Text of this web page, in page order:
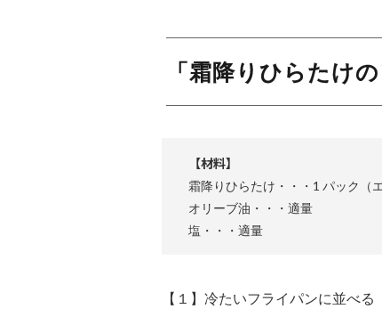
「霜降りひらたけ
【材料】
霜降りひらたけ・・・1 パック（
オリーブ油・・・適量
塩・・・適量
【１】冷たいフライパンに並べる